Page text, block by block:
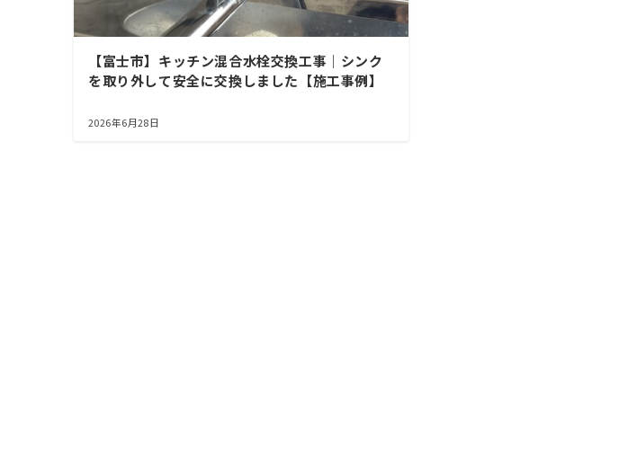
【富士市】キッチン混合水栓交換工事｜シンク
を取り外して安全に交換しました【施工事例】
2026年6月28日